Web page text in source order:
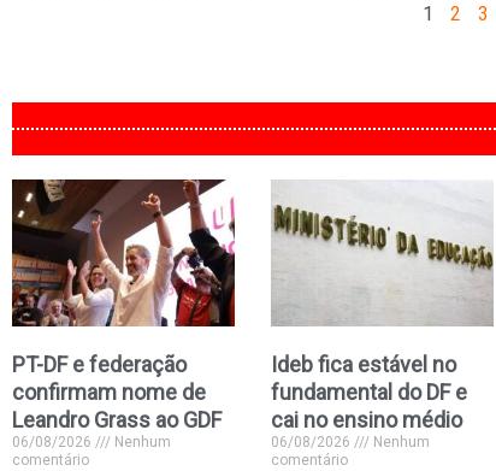
1 2 3
PT-DF e federação
confirmam nome de
Leandro Grass ao GDF
06/08/2026
Nenhum
comentário
Ideb fica estável no
fundamental do DF e
cai no ensino médio
06/08/2026
Nenhum
comentário